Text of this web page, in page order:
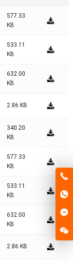
577.33
KB
533.11
KB
632.00
KB
2.86 KB
340.20
KB
577.33
KB
533.11
KB
632.00
KB
2.86 KB